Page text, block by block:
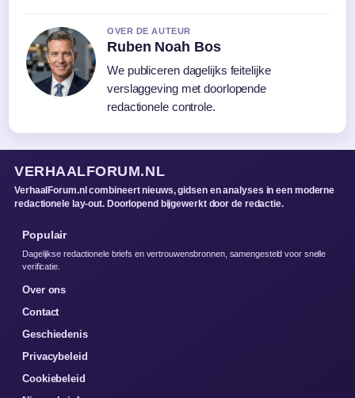
OVER DE AUTEUR
Ruben Noah Bos
We publiceren dagelijks feitelijke
verslaggeving met doorlopende
redactionele controle.
VERHAALFORUM.NL
VerhaalForum.nl combineert nieuws, gidsen en analyses in een moderne
redactionele lay-out. Doorlopend bijgewerkt door de redactie.
Populair
Dagelijkse redactionele briefs en vertrouwensbronnen, samengesteld voor snelle
verificatie.
Over ons
Contact
Geschiedenis
Privacybeleid
Cookiebeleid